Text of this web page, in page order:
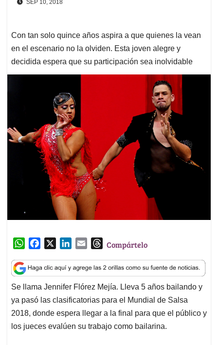
SEP 10, 2018
Con tan solo quince años aspira a que quienes la vean
en el escenario no la olviden. Esta joven alegre y
decidida espera que su participación sea inolvidable
W
a
t
s
A
p
p
c
e
b
o
o
k
n
k
e
d
I
n
a
i
l
T
r
e
a
d
s
Compártelo
Se llama Jennifer Flórez Mejía. Lleva 5 años bailando y
ya pasó las clasificatorias para el Mundial de Salsa
2018, donde espera llegar a la final para que el público y
los jueces evalúen su trabajo como bailarina.